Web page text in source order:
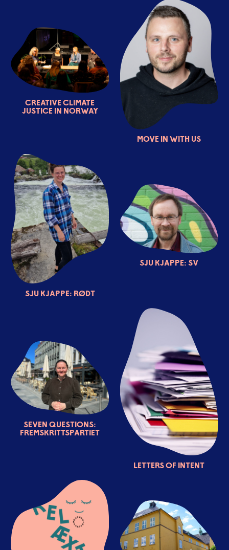
Creative Climate
Justice in Norway
Move in with us
Sju kjappe: Rødt
Sju kjappe: SV
Seven questions:
Fremskrittspartiet
Letters of Intent